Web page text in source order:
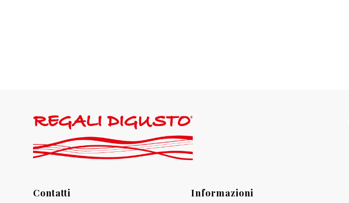
Contatti Informazioni